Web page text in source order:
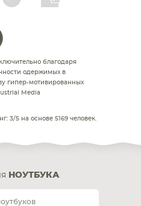
благодаря
одержимых в
гипер-мотивированных
Media
3/5 на основе 5169 человек.
НОУТБУКА